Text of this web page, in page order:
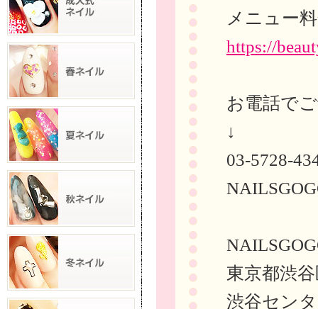
メニュー
https://
お電話で
↓
03-5728-
東京都渋
渋谷セン